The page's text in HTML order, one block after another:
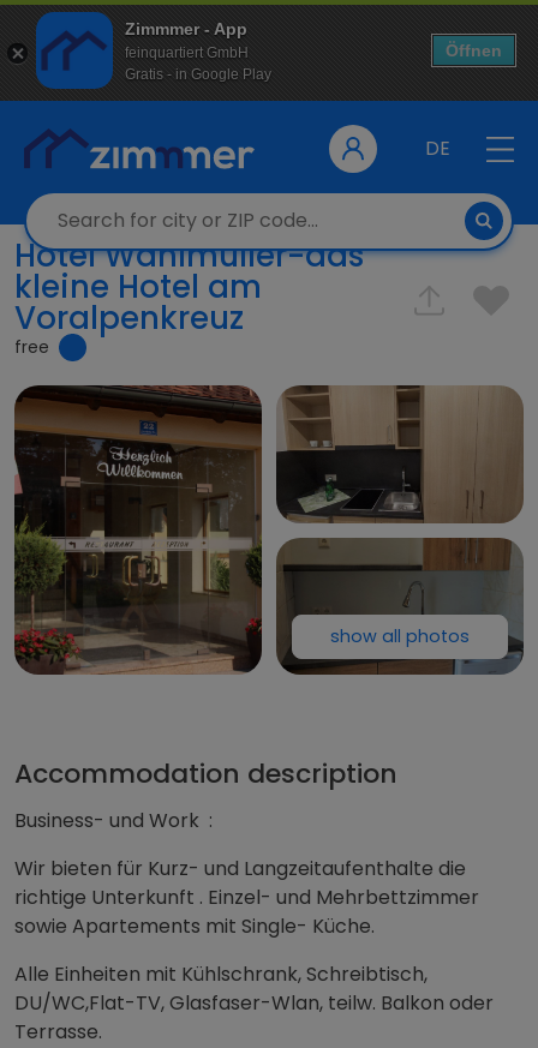
Zimmmer - App
feinquartiert GmbH
Gratis - in Google Play
Öffnen
DE
Hotel Wahlmüller-das
kleine Hotel am
Voralpenkreuz
free
show all photos
Accommodation description
Business- und Work :
Wir bieten für Kurz- und Langzeitaufenthalte die
richtige Unterkunft . Einzel- und Mehrbettzimmer
sowie Apartements mit Single- Küche.
Alle Einheiten mit Kühlschrank, Schreibtisch,
DU/WC,Flat-TV, Glasfaser-Wlan, teilw. Balkon oder
Terrasse.